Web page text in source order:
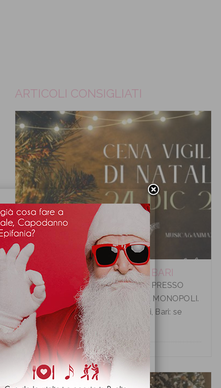
ARTICOLI CONSIGLIATI
CENA VIGILIA DI NATALE A BARI
CENA VIGILIA DI NATALE A BARI PRESSO
HOTEL LIDO TORRE EGNAZIA A MONOPOLI.
Cena Vigilia di Natale a Monopoli, Bari: se
desiderate tras...